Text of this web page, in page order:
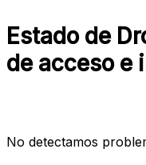
Estado de
de acceso e
No detectamos